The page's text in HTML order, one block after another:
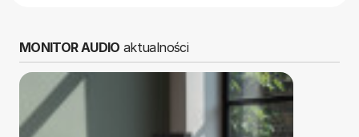
MONITOR AUDIO aktualności